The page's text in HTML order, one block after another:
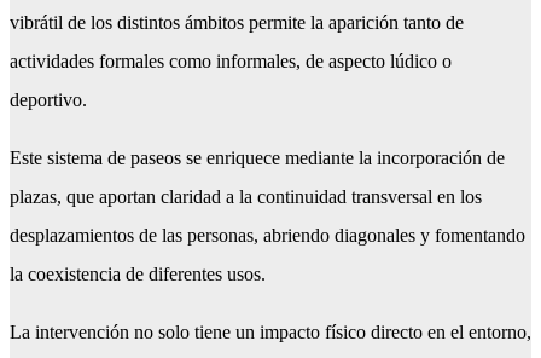
vibrátil de los distintos ámbitos permite la aparición tanto de
actividades formales como informales, de aspecto lúdico o
deportivo.
Este sistema de paseos se enriquece mediante la incorporación de
plazas, que aportan claridad a la continuidad transversal en los
desplazamientos de las personas, abriendo diagonales y fomentando
la coexistencia de diferentes usos.
La intervención no solo tiene un impacto físico directo en el entorno,